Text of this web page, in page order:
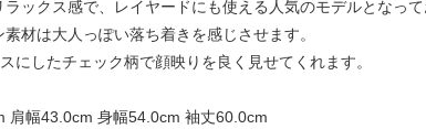
ックス感で、レイヤードにも使える人気のモデルとなって
材は大人っぽい落ち着きを感じさせます。
にしたチェック柄で顔映りを良く見せてくれます。
肩幅43.0cm 身幅54.0cm 袖丈60.0cm